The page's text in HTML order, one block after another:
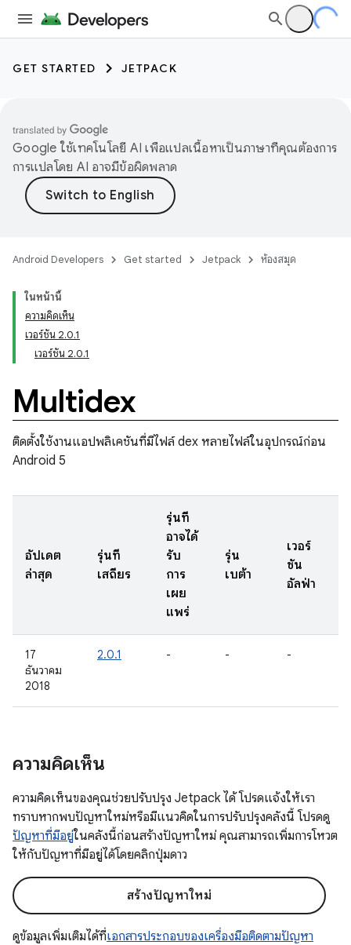
GET STARTED JETPACK
Google ใช้เทคโนโลยี AI เพื่อแปลเนื้อหาเป็นภาษาที่คุณต้องการ
การแปลโดย AI อาจมีข้อผิดพลาด
Android Developers Get started Jetpack ห้องสมุด
ในหน้านี้
ความคิดเห็น
เวอร์ชัน 2.0.1
เวอร์ชัน 2.0.1
Multidex
ติดตั้งใช้งานแอปพลิเคชันที่มีไฟล์ dex หลายไฟล์ในอุปกรณ์ก่อน
Android 5
อัปเดต
ล่าสุด
รุ่นที่
เสถียร
รุ่นที่
อาจได้
รับ
การ
เผย
แพร่
รุ่น
เบต้า
เวอร์
ชัน
อัลฟ่า
17
ธันวาคม
2018
2.0.1 - - -
ความคิดเห็น
ความคิดเห็นของคุณช่วยปรับปรุง Jetpack ได้ โปรดแจ้งให้เรา
ทราบหากพบปัญหาใหม่หรือมีแนวคิดในการปรับปรุงคลังนี้ โปรดดู
ปัญหาที่มีอยู่ในคลังนี้ก่อนสร้างปัญหาใหม่ คุณสามารถเพิ่มการโหวต
ให้กับปัญหาที่มีอยู่ได้โดยคลิกปุ่มดาว
สร้างปัญหาใหม่
ดูข้อมูลเพิ่มเติมได้ที่เอกสารประกอบของเครื่องมือติดตามปัญหา